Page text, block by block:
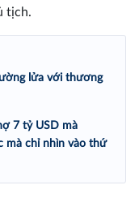
tịch.
lửa với thương
7 tỷ USD mà
mà chỉ nhìn vào thứ